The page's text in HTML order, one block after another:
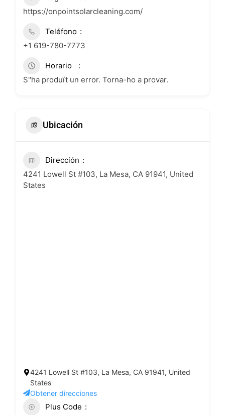
https://onpointsolarcleaning.com/
Teléfono
+1 619-780-7773
Horario
S"ha produït un error. Torna-ho a provar.
Ubicación
Dirección
4241 Lowell St #103, La Mesa, CA 91941, United
States
4241 Lowell St #103, La Mesa, CA 91941, United
States
Obtener direcciones
Plus Code